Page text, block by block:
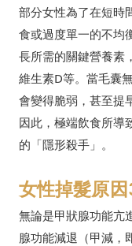
部分女性為了在短時
食或過度單一的不均
長所需的關鍵營養素
維生素D等。當毛囊
會變得脆弱，甚至提
因此，極端飲食所導
的「隱形殺手」。
女性掉髮原
無論是甲狀腺功能亢
腺功能減退（甲減，